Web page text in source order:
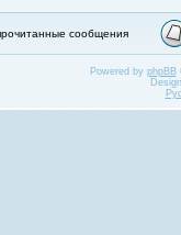
сообщения
Powered by phpBB